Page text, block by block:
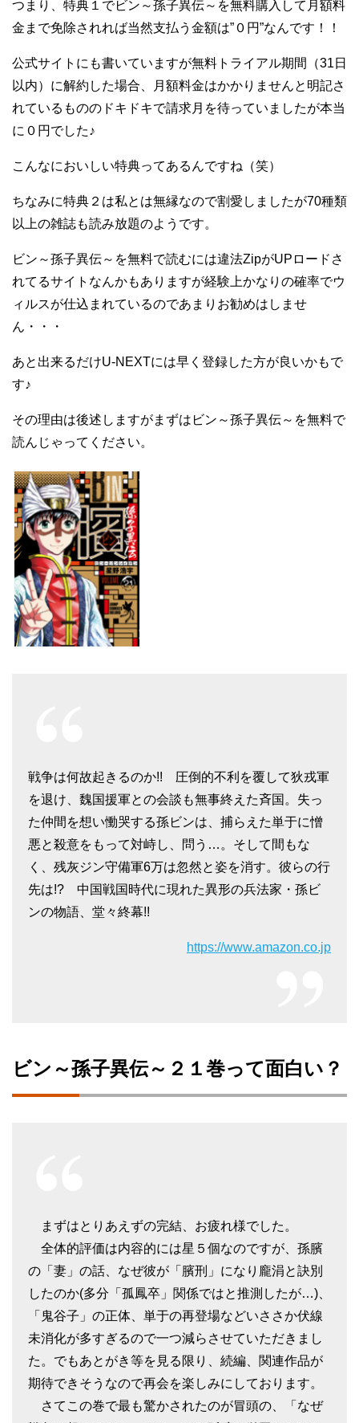
つまり、特典１でビン～孫子異伝～を無料購入して月額料
金まで免除されれば当然支払う金額は”０円”なんです！！
公式サイトにも書いていますが無料トライアル期間（31日
以内）に解約した場合、月額料金はかかりませんと明記さ
れているもののドキドキで請求月を待っていましたが本当
に０円でした♪
こんなにおいしい特典ってあるんですね（笑）
ちなみに特典２は私とは無縁なので割愛しましたが70種類
以上の雑誌も読み放題のようです。
ビン～孫子異伝～を無料で読むには違法ZipがUPロードさ
れてるサイトなんかもありますが経験上かなりの確率でウ
ィルスが仕込まれているのであまりお勧めはしませ
ん・・・
あと出来るだけU-NEXTには早く登録した方が良いかもで
す♪
その理由は後述しますがまずはビン～孫子異伝～を無料で
読んじゃってください。
戦争は何故起きるのか!! 圧倒的不利を覆して狄戎軍
を退け、魏国援軍との会談も無事終えた斉国。失っ
た仲間を想い慟哭する孫ビンは、捕らえた単于に憎
悪と殺意をもって対峙し、問う…。そして間もな
く、残灰ジン守備軍6万は忽然と姿を消す。彼らの行
先は!? 中国戦国時代に現れた異形の兵法家・孫ビ
ンの物語、堂々終幕!!
https://www.amazon.co.jp
ビン～孫子異伝～２１巻って面白い？
まずはとりあえずの完結、お疲れ様でした。
全体的評価は内容的には星５個なのですが、孫臏
の「妻」の話、なぜ彼が「臏刑」になり龐涓と訣別
したのか(多分「孤鳳卒」関係ではと推測したが…)、
「鬼谷子」の正体、単于の再登場などいささか伏線
未消化が多すぎるので一つ減らさせていただきまし
た。でもあとがき等を見る限り、続編、関連作品が
期待できそうなので再会を楽しみにしております。
さてこの巻で最も驚かされたのが冒頭の、「なぜ